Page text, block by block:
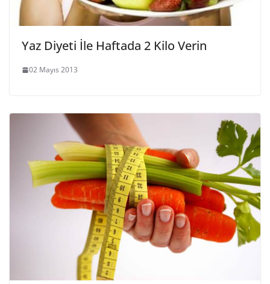
Yaz Diyeti İle Haftada 2 Kilo Verin
02 Mayıs 2013